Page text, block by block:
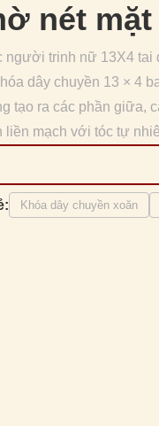
nét
người trinh nữ 13X4 tai
dây chuyền 13 × 4
tạo ra các phần giữa,
liền mạch với tóc tự
Khóa dây chuyền xoăn